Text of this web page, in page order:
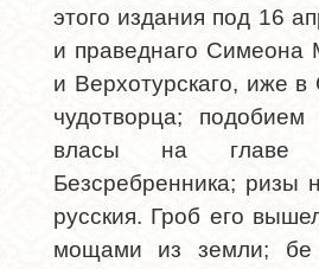
этого издания под 16
и праведнаго Симеона
и Верхотурскаго, иже в
чудотворца;
власы на главе
Безсребренника; ризы
русския. Гроб его
мощами из земли; бе